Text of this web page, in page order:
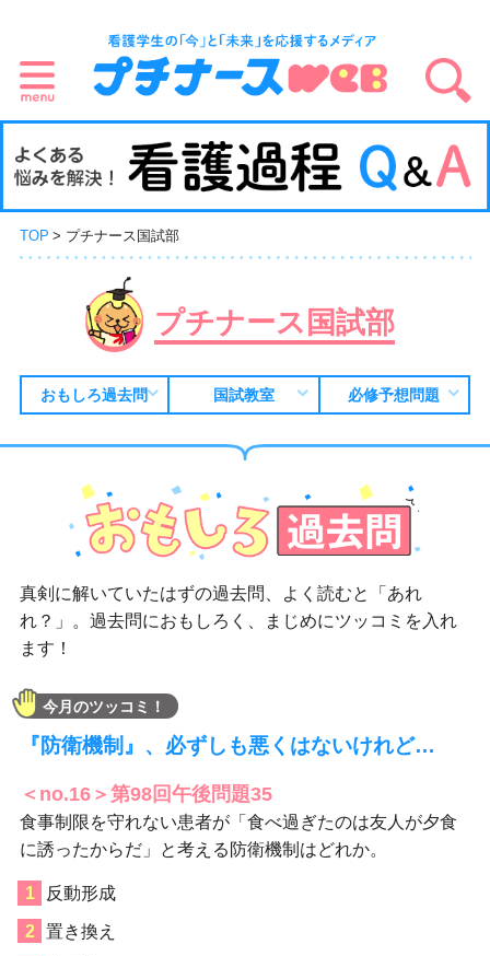
TOP プチナース国試部
プチナース国試部
おもしろ過去問 国試教室 必修予想問題
真剣に解いていたはずの過去問、よく読むと「あれ
れ？」。過去問におもしろく、まじめにツッコミを入れ
ます！
今月のツッコミ！
『防衛機制』、必ずしも悪くはないけれど…
＜no.16＞第98回午後問題35
食事制限を守れない患者が「食べ過ぎたのは友人が夕食
に誘ったからだ」と考える防衛機制はどれか。
反動形成
置き換え